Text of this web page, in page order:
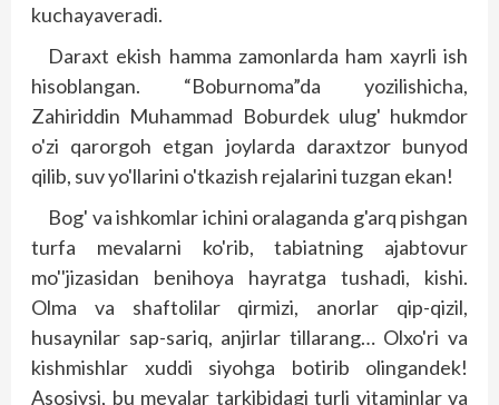
kuchayaveradi.
Daraxt ekish hamma zamonlarda ham xayrli ish
hisoblangan. “Boburnoma”da yozilishicha,
Zahiriddin Muhammad Boburdek ulug' hukmdor
o'zi qarorgoh etgan joylarda daraxtzor bunyod
qilib, suv yo'llarini o'tkazish rejalarini tuzgan ekan!
Bog' va ishkomlar ichini oralaganda g'arq pishgan
turfa mevalarni ko'rib, tabiatning ajabtovur
mo''jizasidan benihoya hayratga tushadi, kishi.
Olma va shaftolilar qirmizi, anorlar qip-qizil,
husaynilar sap-sariq, anjirlar tillarang… Olxo'ri va
kishmishlar xuddi siyohga botirib olingandek!
Asosiysi, bu mevalar tarkibidagi turli vitaminlar va